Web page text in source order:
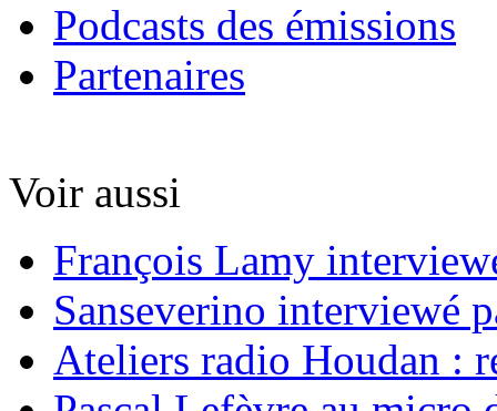
Podcasts des émissions
Partenaires
Voir aussi
François Lamy
Sanseverino interviewé
Ateliers radio Houdan :